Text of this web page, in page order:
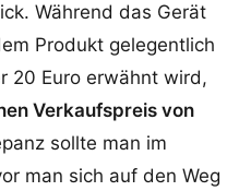
Während das Gerät
Produkt gelegentlich
20 Euro erwähnt wird,
Verkaufspreis von
sollte man im
man sich auf den Weg